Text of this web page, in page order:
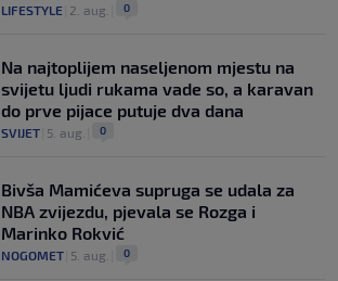
LIFESTYLE 2. aug. 0
Na najtoplijem naseljenom mjestu na
svijetu ljudi rukama vade so, a karavan
do prve pijace putuje dva dana
SVIJET 5. aug. 0
Bivša Mamićeva supruga se udala za
NBA zvijezdu, pjevala se Rozga i
Marinko Rokvić
NOGOMET 5. aug. 0